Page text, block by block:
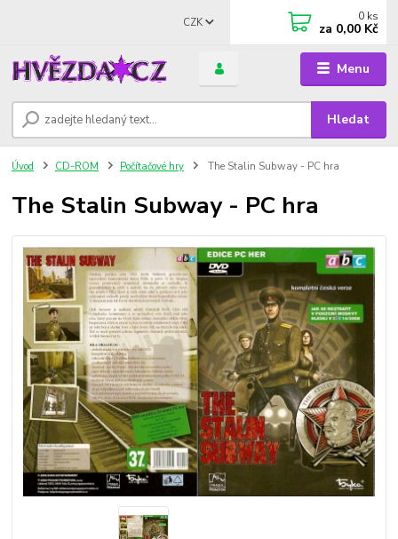
Menu
CZK
Hledat
0 ks
za 0,00 Kč
Úvod CD-ROM Počítačové hry The Stalin Subway - PC hra
The Stalin Subway - PC hra